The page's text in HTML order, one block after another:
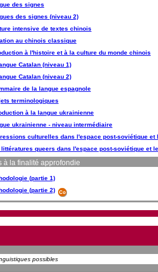
des signes
des signes (niveau 2)
intensive de textes chinois
au chinois classique
à l'histoire et à la culture du monde chinois
Catalan (niveau 1)
Catalan (niveau 2)
de la langue espagnole
terminologiques
à la langue ukrainienne
ukrainienne - niveau intermédiaire
culturelles dans l'espace post-soviétique et
littératures queers dans l'espace post-soviétique et
à la finalité approfondie
(partie 1)
(partie 2)
possibles